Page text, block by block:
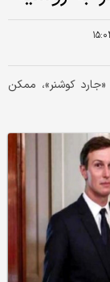
کوشنر»، ممکن